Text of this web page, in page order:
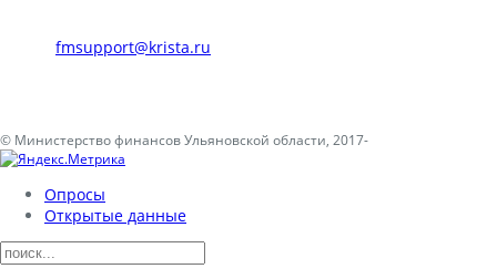
fmsupport@krista.ru
© Министерство финансов Ульяновской области, 2017-
Опросы
Открытые данные